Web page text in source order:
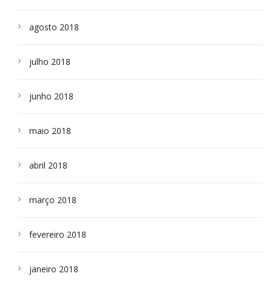
agosto 2018
julho 2018
junho 2018
maio 2018
abril 2018
março 2018
fevereiro 2018
janeiro 2018